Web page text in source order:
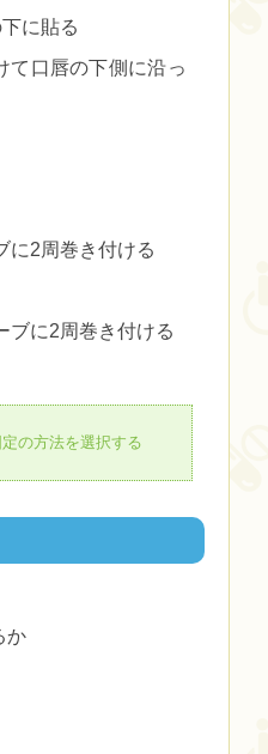
に貼る
て口唇の下側に沿っ
に2周巻き付ける
ブに2周巻き付ける
の方法を選択する
か